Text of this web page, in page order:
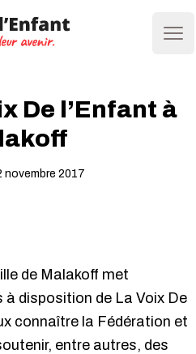
De l’Enfant à
novembre 2017
de Malakoff met
disposition de La Voix De
connaître la Fédération et
entre autres, des